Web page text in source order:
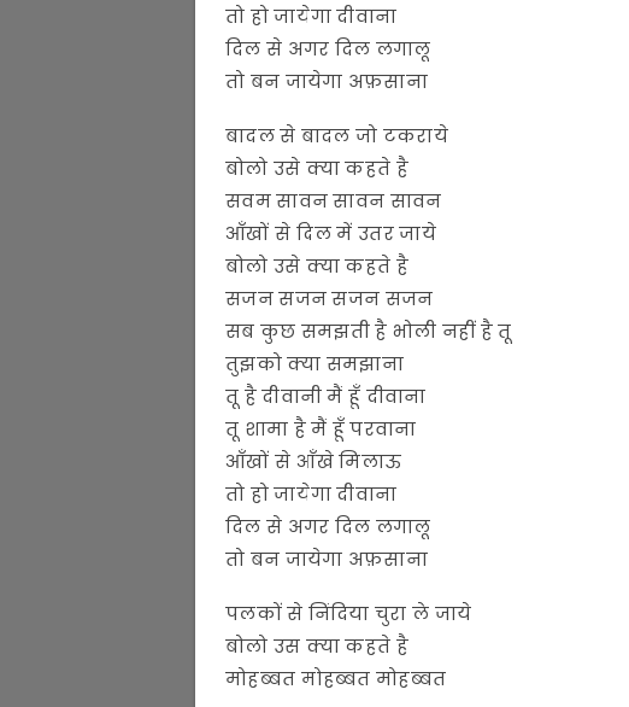
तो हो जायेगा दीवाना
दिल से अगर दिल लगालू
तो बन जायेगा अफ़साना
बादल से बादल जो टकराये
बोलो उसे क्या कहते है
सवम सावन सावन सावन
आँखों से दिल में उतर जाये
बोलो उसे क्या कहते है
सजन सजन सजन सजन
सब कुछ समझती है भोली नहीं है तू
तुझको क्या समझाना
तू है दीवानी मैं हूँ दीवाना
तू शामा है मैं हूँ परवाना
आँखों से आँखे मिलाऊ
तो हो जायेगा दीवाना
दिल से अगर दिल लगालू
तो बन जायेगा अफ़साना
पलकों से निंदिया चुरा ले जाये
बोलो उस क्या कहते है
मोहब्बत मोहब्बत मोहब्बत